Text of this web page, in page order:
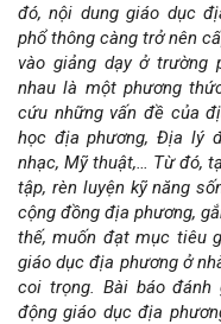
viết
đó, nội dung giáo dục
phổ thông càng trở nên
vào giảng dạy ở trường
nhau là một phương
cứu những vấn đề của
học địa phương, Địa lý
nhạc, Mỹ thuật,… Từ đó,
tập, rèn luyện kỹ năng
cộng đồng địa phương,
thế, muốn đạt mục tiêu
giáo dục địa phương ở
coi trọng. Bài báo
động giáo dục địa